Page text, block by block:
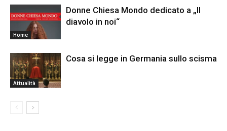
Home
Donne Chiesa Mondo dedicato a „Il
diavolo in noi“
Attualità
Cosa si legge in Germania sullo scisma